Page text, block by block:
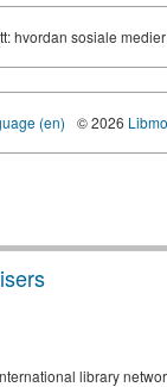
hvordan sosiale
(en) © 2026
library